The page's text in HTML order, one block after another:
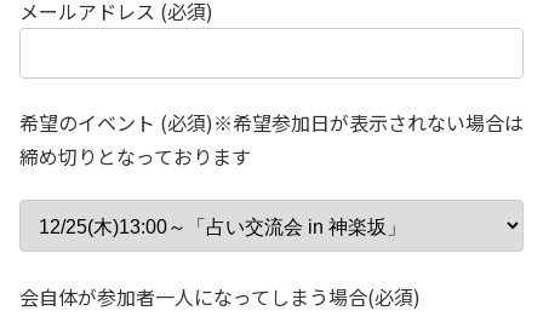
メールアドレス (必須)
希望のイベント (必須)※希望参加日が表示されない場合は
締め切りとなっております
会自体が参加者一人になってしまう場合(必須)